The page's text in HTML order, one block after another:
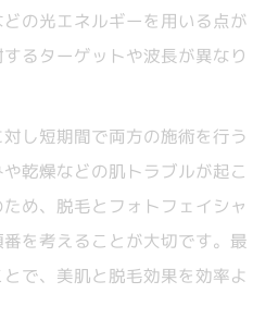
フェイシャルの副次的効果
ャルが向く毛質・肌質とは
ェイシャルは同日に施術で
ェイシャル同時施術の注意
ェイシャル併用時の肌トラ
の光エネルギーを用いる点が
るターゲットや波長が異なり
し短期間で両方の施術を行う
乾燥などの肌トラブルが起こ
め、脱毛とフォトフェイシャ
を考えることが大切です。最
で、美肌と脱毛効果を効率よ